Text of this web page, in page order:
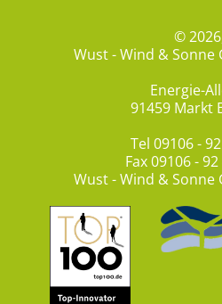
©
Wust - Wind & Sonne
Energie-
91459 Markt
Tel 09106 -
Fax 09106 -
Wust - Wind & Sonne